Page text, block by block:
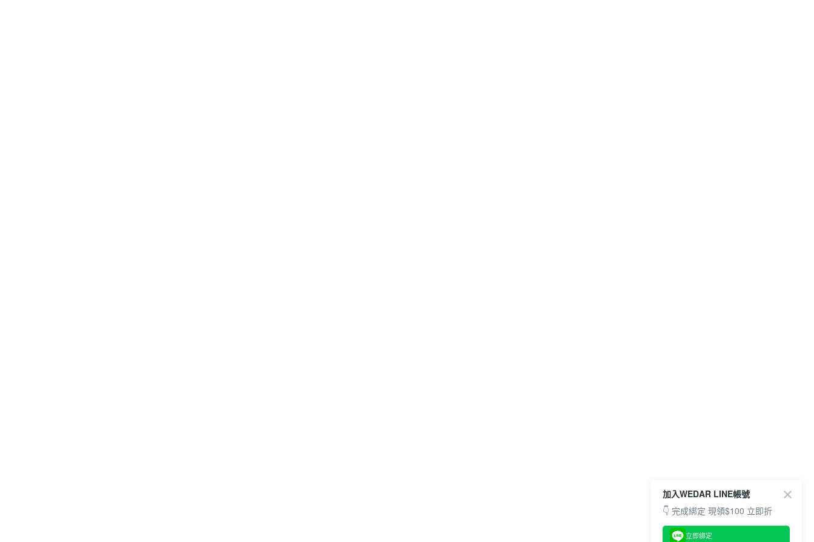
加入WEDAR LINE帳號
👇 完成綁定 現領$100 立即折
立即綁定